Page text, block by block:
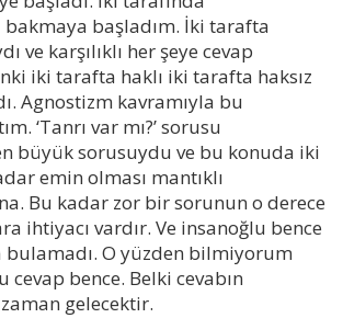
başladım. İki tarafta
ve karşılıklı her şeye cevap
iki tarafta haklı iki tarafta haksız
Agnostizm kavramıyla bu
‘Tanrı var mı?’ sorusu
büyük sorusuydu ve bu konuda iki
emin olması mantıklı
Bu kadar zor bir sorunun o derece
ihtiyacı vardır. Ve insanoğlu bence
bulamadı. O yüzden bilmiyorum
cevap bence. Belki cevabın
gelecektir.